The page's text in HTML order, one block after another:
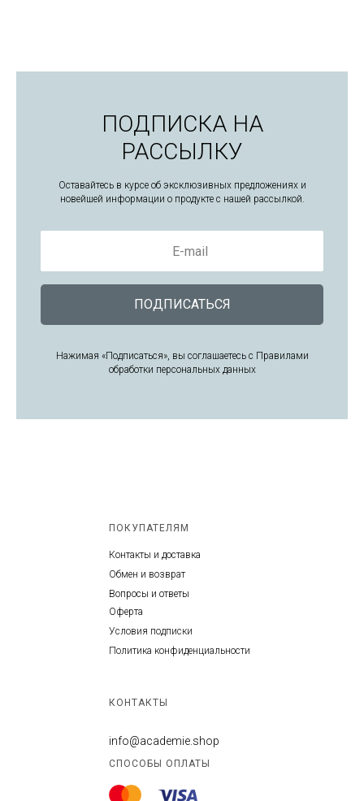
ПОДПИСКА НА
РАССЫЛКУ
Оставайтесь в курсе об эксклюзивных предложениях и
новейшей информации о продукте с нашей рассылкой.
E-mail
ПОДПИСАТЬСЯ
Нажимая «Подписаться», вы соглашаетесь с Правилами
обработки персональных данных
ПОКУПАТЕЛЯМ
Контакты и доставка
Обмен и возврат
Вопросы и ответы
КОНТАКТЫ
info@academie.shop
СПОСОБЫ ОПЛАТЫ
Оферта
Условия подписки
Политика конфиденциальности